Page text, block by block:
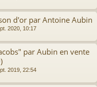
d'or par Antoine Aubin
2020, 10:17
par Aubin en vente
2019, 22:54